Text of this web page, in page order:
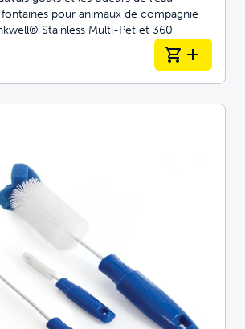
pour animaux de compagnie
Stainless Multi-Pet et 360